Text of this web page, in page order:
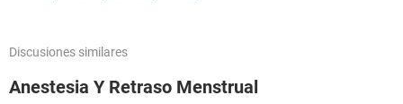
Discusiones similares
Anestesia Y Retraso Menstrual